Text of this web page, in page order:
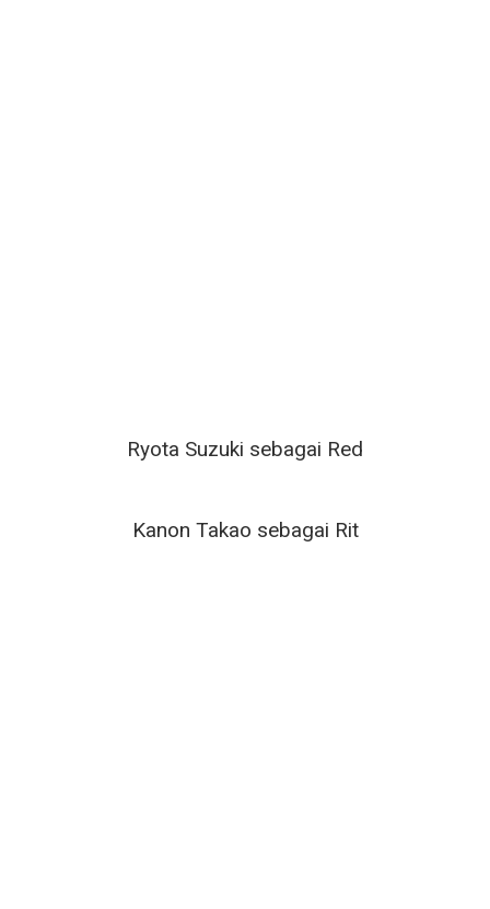
Ryota Suzuki sebagai Red
Kanon Takao sebagai Rit